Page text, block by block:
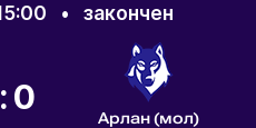
• закончен
Арлан (мол)